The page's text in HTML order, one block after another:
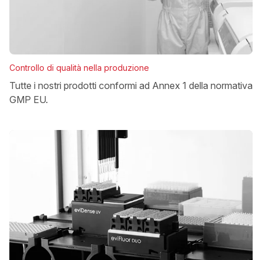
Controllo di qualità nella produzione
Tutte i nostri prodotti conformi ad Annex 1 della normativa
GMP EU.